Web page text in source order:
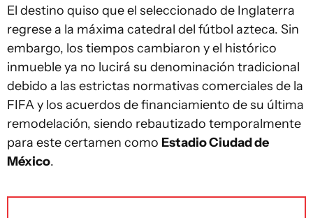
El destino quiso que el seleccionado de Inglaterra
regrese a la máxima catedral del fútbol azteca. Sin
embargo, los tiempos cambiaron y el histórico
inmueble ya no lucirá su denominación tradicional
debido a las estrictas normativas comerciales de la
FIFA y los acuerdos de financiamiento de su última
remodelación, siendo rebautizado temporalmente
para este certamen como Estadio Ciudad de
México.